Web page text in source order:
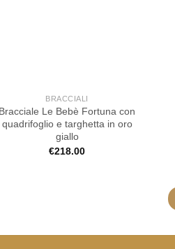
BRACCIALI
Le Bebè Fortuna con
quadrifoglio e targhetta in oro
giallo
€218.00